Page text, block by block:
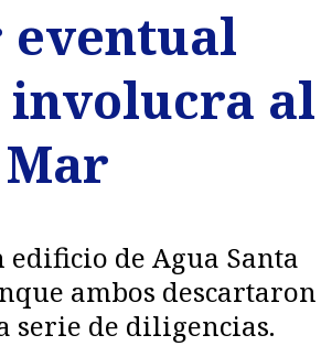
al
de Agua Santa
ambos descartaron
serie de diligencias.